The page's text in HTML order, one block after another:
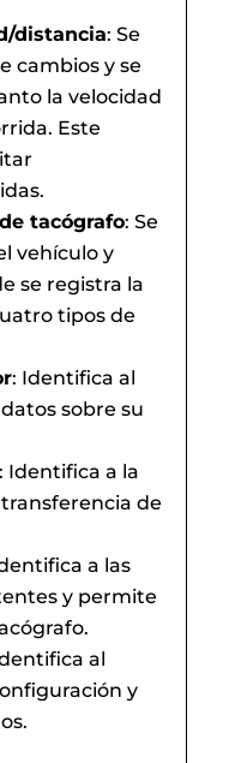
distancia: Se
cambios y se
la velocidad
Este
tacógrafo: Se
vehículo y
se registra la
tipos de
: Identifica al
sobre su
: Identifica a la
de
a las
y permite
al
y